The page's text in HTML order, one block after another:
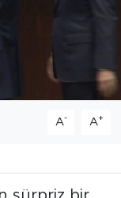
A- A+